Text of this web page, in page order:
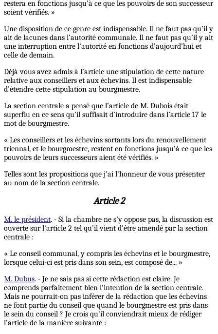
restera en fonctions jusqu’à ce que les pouvoirs de son successeur
soient vérifiés. »
Une disposition de ce genre est indispensable. Il ne faut pas qu’il y
ait de lacunes dans l’autorité communale. Il ne faut pas qu’il y ait
une interruption entre l’autorité en fonctions d’aujourd’hui et
celle de demain.
Déjà vous avez admis à l’article une stipulation de cette nature
relative aux conseillers et aux échevins. Il est indispensable
d’étendre cette stipulation au bourgmestre.
La section centrale a pensé que l’article de M. Dubois était
superflu en ce sens qu’il suffisait d’introduire dans l’article 17 le
mot de bourgmestre.
« Les conseillers et les échevins sortants lors du renouvellement
triennal, et le bourgmestre, restent en fonctions jusqu’à ce que les
pouvoirs de leurs successeurs aient été vérifiés. »
Telles sont les propositions que j’ai l’honneur de vous présenter
au nom de la section centrale.
Article 2
M. le président. - Si la chambre ne s’y oppose pas, la discussion est
ouverte sur l’article 2 tel qu’il vient d’être amendé par la section
centrale :
« Le conseil communal, y compris les échevins et le bourgmestre,
lorsque celui-ci est pris dans son sein, est composé de... »
M. Dubus. - Je ne sais pas si cette rédaction est claire. Je
comprends parfaitement bien l’intention de la section centrale.
Mais ne pourrait-on pas inférer de la rédaction que les échevins
ne font partie du conseil que quand le bourgmestre est pris dans
le sein du conseil ? Je crois qu’il conviendrait mieux de rédiger
l’article de la manière suivante :